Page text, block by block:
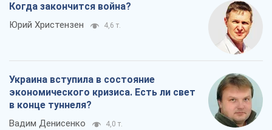
Когда закончится война?
Юрий Христензен 4,6 т.
Украина вступила в состояние
экономического кризиса. Есть ли свет
в конце туннеля?
Вадим Денисенко 4,0 т.